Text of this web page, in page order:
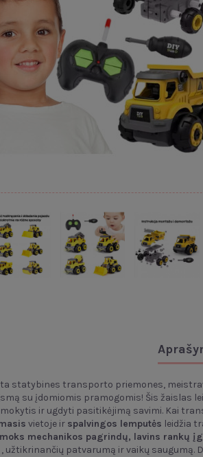
statybines transporto priemones,
su įdomiomis pramogomis! Šis žaislas
ir ugdyti pasitikėjimą savimi. Kai
vietoje ir spalvingos lemputės leidžia
mechanikos pagrindų, lavins rankų
, užtikrinančių patvarumą ir vaikų saugumą.